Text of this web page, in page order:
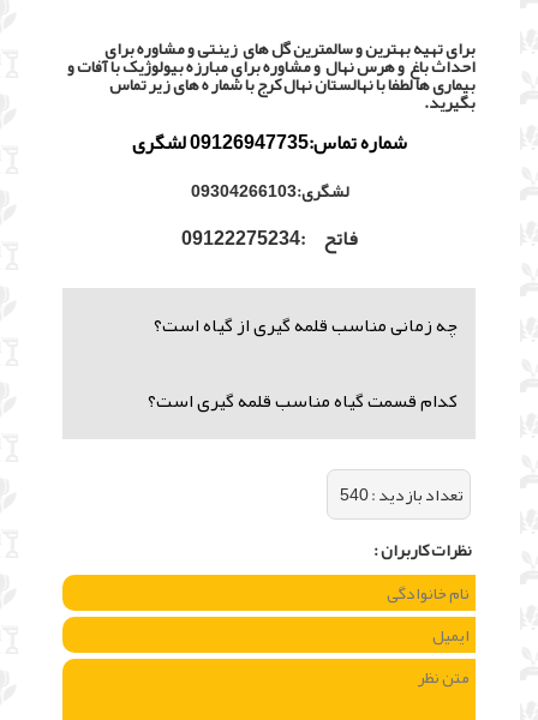
برای تهیه بهترین و سالمترین گل های زینتی و مشاوره برای
احداث باغ و هرس نهال و مشاوره برای مبارزه بیولوژیک با آفات و
بیماری ها لطفا با نهالستان نهال کرج با شمار ه های زیر تماس
بگیرید.
شماره تماس:09126947735 لشگری
لشگری:09304266103
فاتح :09122275234
چه زمانی مناسب قلمه گیری از گیاه است؟
کدام قسمت گیاه مناسب قلمه گیری است؟
تعداد بازديد :540
نظرات كاربران :